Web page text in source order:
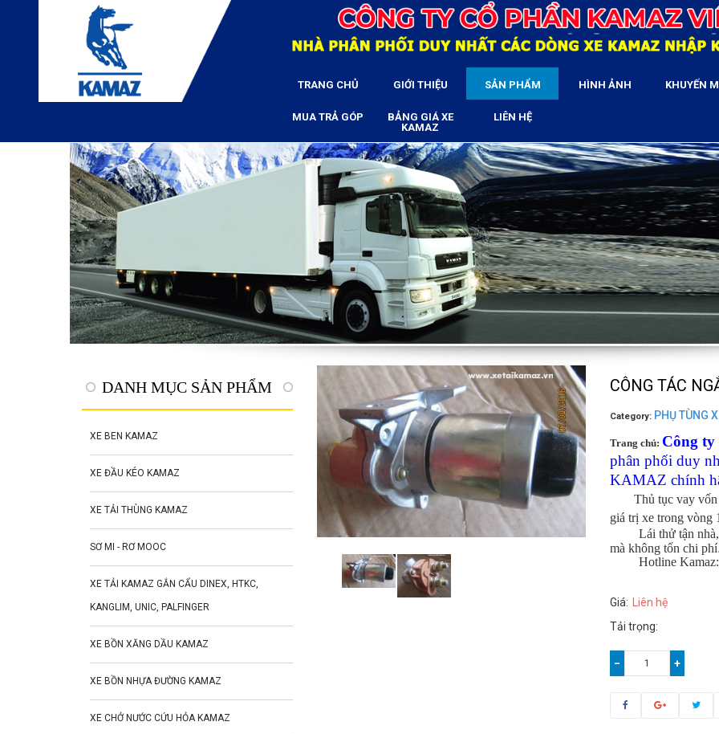
TRANG CHỦ GIỚI THIỆU SẢN PHẨM HÌNH ẢNH KHUYẾN
MUA TRẢ GÓP
BẢNG GIÁ XE
KAMAZ
LIÊN HỆ
DANH MỤC SẢN PHẨM
XE BEN KAMAZ
XE ĐẦU KÉO KAMAZ
XE TẢI THÙNG KAMAZ
SƠ MI - RƠ MOOC
XE TẢI KAMAZ GẮN CẨU DINEX, HTKC,
KANGLIM, UNIC, PALFINGER
XE BỒN XĂNG DẦU KAMAZ
XE BỒN NHỰA ĐƯỜNG KAMAZ
XE CHỞ NƯỚC CỨU HỎA KAMAZ
CÔNG TÁC
Category: PHỤ TÙNG
Trang chủ: Công
phân phối duy
KAMAZ chính
Thủ tục vay
giá trị xe trong vòng
Lái thử tận nhà,
mà không tốn chi phí
Hotline
Giá:
Liên hệ
Tải trọng:
− +